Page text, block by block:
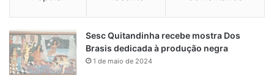
Sesc Quitandinha recebe mostra Dos
Brasis dedicada à produção negra
1 de maio de 2024